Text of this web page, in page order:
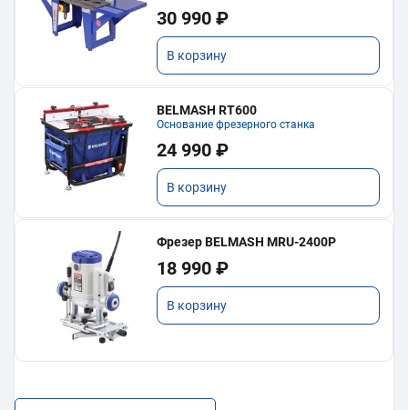
30 990 ₽
В корзину
BELMASH RT600
Основание фрезерного станка
24 990 ₽
В корзину
Фрезер BELMASH MRU-2400P
18 990 ₽
В корзину